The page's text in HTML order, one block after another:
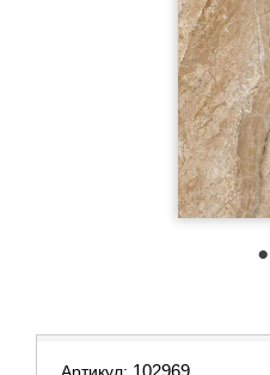
102969